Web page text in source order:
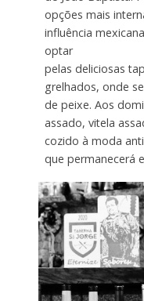
opções mais
influência
optar
pelas deliciosas
grelhados, onde
de peixe. Aos
assado, vitela
cozido à moda
que permanecerá